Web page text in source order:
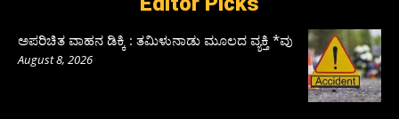
ಅಪರಿಚಿತ ವಾಹನ ಡಿಕ್ಕಿ : ತಮಿಳುನಾಡು ಮೂಲದ ವ್ಯಕ್ತಿ *ವು
August 8, 2026